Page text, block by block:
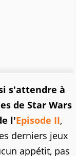
s'attendre à
de Star Wars
l'Episode II,
derniers jeux
appétit, pas